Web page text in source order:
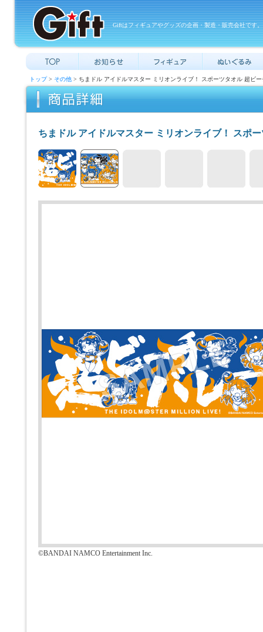
Giftはフィギュアやグッズの企画・製造・販売会社です。
トップ> その他 > ちまドル アイドルマスター ミリオンライブ！ スポーツタオル 超ビ
ちまドル アイドルマスター ミリオンライブ！ スポ
©BANDAI NAMCO Entertainment Inc.